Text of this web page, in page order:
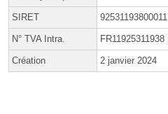
SIRET 92531193800011
N° TVA Intra. FR11925311938
Création 2 janvier 2024